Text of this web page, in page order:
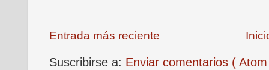
Entrada más reciente
Suscribirse a: Enviar comentarios (